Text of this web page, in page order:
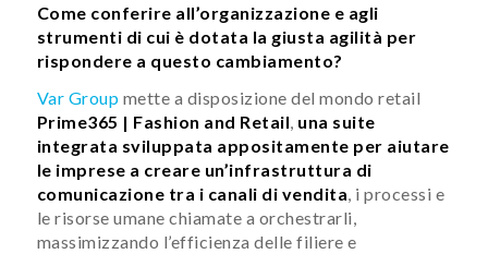
Come conferire all’organizzazione e agli
strumenti di cui è dotata la giusta agilità per
rispondere a questo cambiamento?
Var Group mette a disposizione del mondo retail
Prime365 | Fashion and Retail, una suite
integrata sviluppata appositamente per aiutare
le imprese a creare un’infrastruttura di
comunicazione tra i canali di vendita, i processi e
le risorse umane chiamate a orchestrarli,
massimizzando l’efficienza delle filiere e